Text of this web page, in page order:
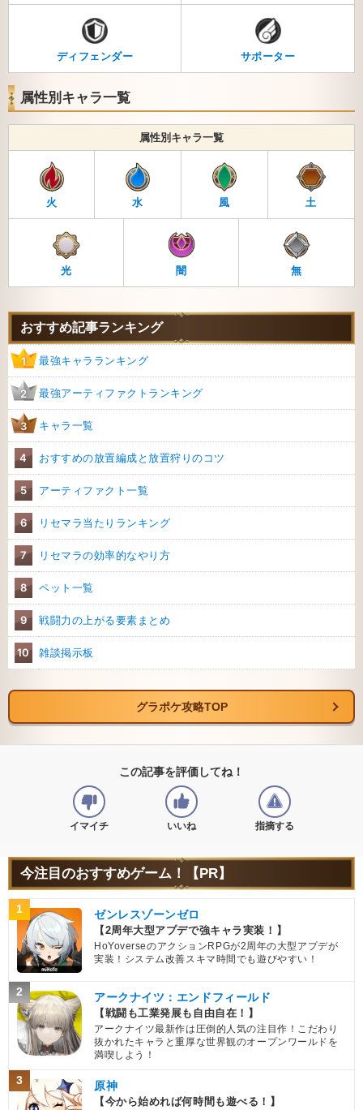
ディフェンダー サポーター
属性別キャラ一覧
属性別キャラ一覧
火 水 風 土
光 闇 無
おすすめ記事ランキング
1 最強キャラランキング
2 最強アーティファクトランキング
3 キャラ一覧
4 おすすめの放置編成と放置狩りのコツ
5 アーティファクト一覧
6 リセマラ当たりランキング
7 リセマラの効率的なやり方
8 ペット一覧
9 戦闘力の上がる要素まとめ
10 雑談掲示板
グラポケ攻略TOP
この記事を評価してね！
イマイチ いいね 指摘する
今注目のおすすめゲーム！【PR】
1 ゼンレスゾーンゼロ
【2周年大型アプデで強キャラ実装！】
HoYoverseのアクションRPGが2周年の大型アプデが
実装！システム改善スキマ時間でも遊びやすい！
2 アークナイツ：エンドフィールド
【戦闘も工業発展も自由自在！】
アークナイツ最新作は圧倒的人気の注目作！こだわり
抜かれたキャラと重厚な世界観のオープンワールドを
満喫しよう！
3 原神
【今から始めれば何時間も遊べる！】